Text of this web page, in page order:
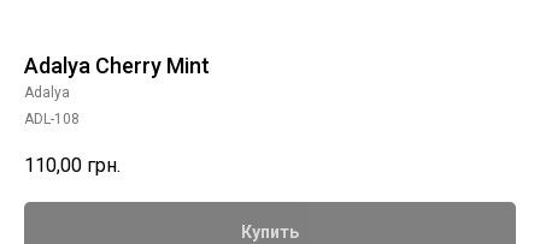
Adalya Cherry Mint
Adalya
ADL-108
110,00 грн.
Купить